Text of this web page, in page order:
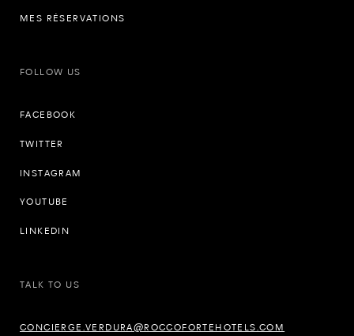
MES RÉSERVATIONS
FOLLOW US
FACEBOOK
TWITTER
INSTAGRAM
YOUTUBE
LINKEDIN
TALK TO US
CONCIERGE.VERDURA@ROCCOFORTEHOTELS.COM